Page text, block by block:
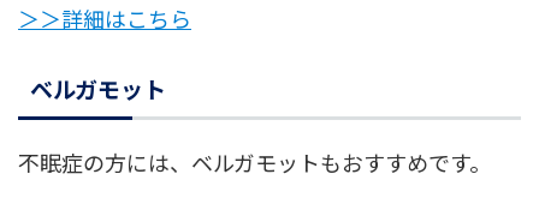
＞＞詳細はこちら
ベルガモット
不眠症の方には、ベルガモットもおすすめです。